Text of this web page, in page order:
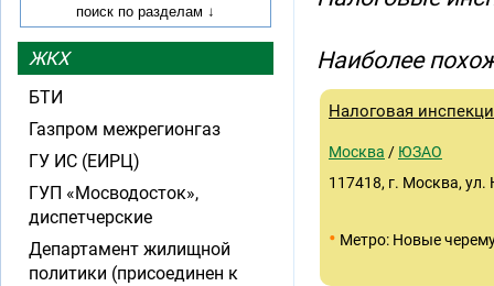
Наиболее
Налоговая
Москва / ЮЗАО
117418, г. Москва,
• Метро: Новые
ЖКХ
БТИ
Газпром межрегионгаз
ГУ ИС (ЕИРЦ)
ГУП «Мосводосток»,
диспетчерские
Департамент жилищной
политики (присоединен к